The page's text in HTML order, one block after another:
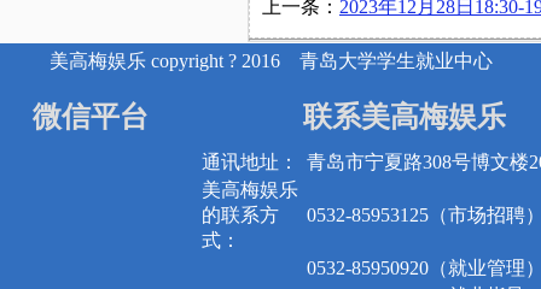
上一条： 2023年12月28日18:30-19:30 青岛壹同未来教育咨询有限公
美高梅娱乐 copyright ? 2016 青岛大学学生就业中心
微信平台 联系美高梅娱乐
通讯地址：
青岛市宁夏路308号博文楼
美高梅娱乐
的联系方
式：
0532-85953125（市场招聘
0532-85950920（就业管理